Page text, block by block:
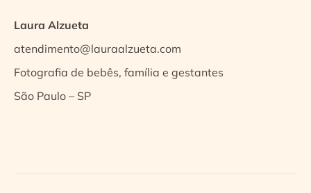
Laura Alzueta
atendimento@lauraalzueta.com
Fotografia de bebês, família e gestantes
São Paulo – SP